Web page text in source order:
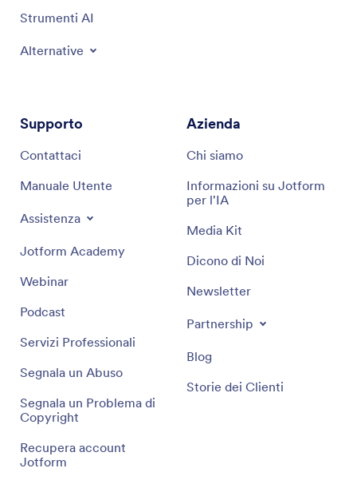
Strumenti AI
Alternative
Supporto
Contattaci
Manuale Utente
Assistenza
Jotform Academy
Webinar
Podcast
Servizi Professionali
Segnala un Abuso
Segnala un Problema di
Copyright
Recupera account
Jotform
Azienda
Chi siamo
Informazioni su Jotform
per l'IA
Media Kit
Dicono di Noi
Newsletter
Partnership
Blog
Storie dei Clienti